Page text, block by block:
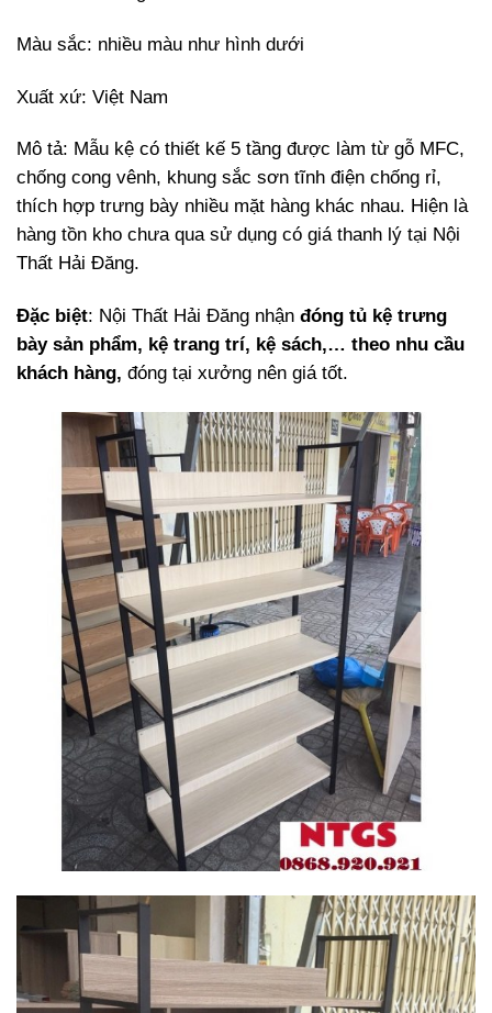
Màu sắc: nhiều màu như hình dưới
Xuất xứ: Việt Nam
Mô tả: Mẫu kệ có thiết kế 5 tầng được làm từ gỗ MFC,
chống cong vênh, khung sắc sơn tĩnh điện chống rỉ,
thích hợp trưng bày nhiều mặt hàng khác nhau. Hiện là
hàng tồn kho chưa qua sử dụng có giá thanh lý tại Nội
Thất Hải Đăng.
Đặc biệt: Nội Thất Hải Đăng nhận đóng tủ kệ trưng
bày sản phẩm, kệ trang trí, kệ sách,… theo nhu cầu
khách hàng, đóng tại xưởng nên giá tốt.